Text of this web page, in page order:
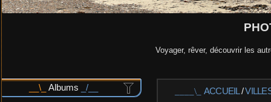
Voyager, rêver, découvrir les
Albums ACCUEIL/